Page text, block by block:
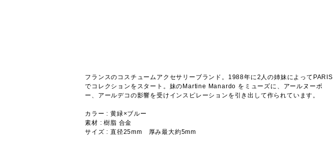
フランスのコスチュームアクセサリーブランド。1988年に2人の姉妹によってPARIS
でコレクションをスタート。妹のMartine Manardo をミューズに、アールヌーボ
ー、アールデコの影響を受けインスピレーションを引き出して作られています。
カラー : 黄緑×ブルー
素材 : 樹脂 合金
サイズ : 直径25mm 厚み最大約5mm